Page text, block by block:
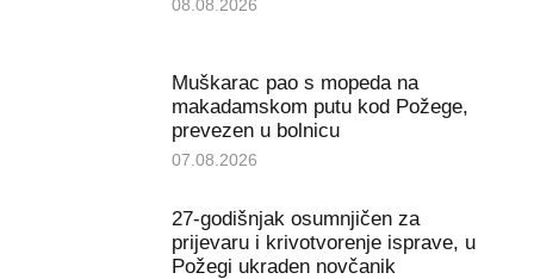
08.08.2026
Muškarac pao s mopeda na
makadamskom putu kod Požege,
prevezen u bolnicu
07.08.2026
27-godišnjak osumnjičen za
prijevaru i krivotvorenje isprave, u
Požegi ukraden novčanik